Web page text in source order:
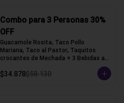
Combo para 3 Personas 30%
OFF
Guacamole Rosita, Taco Pollo
Mariana, Taco al Pastor, Taquitos
crocantes de Mechada + 3 Bebidas a
elección (Tacos con tortilla de trigo)
$34.878$58.130